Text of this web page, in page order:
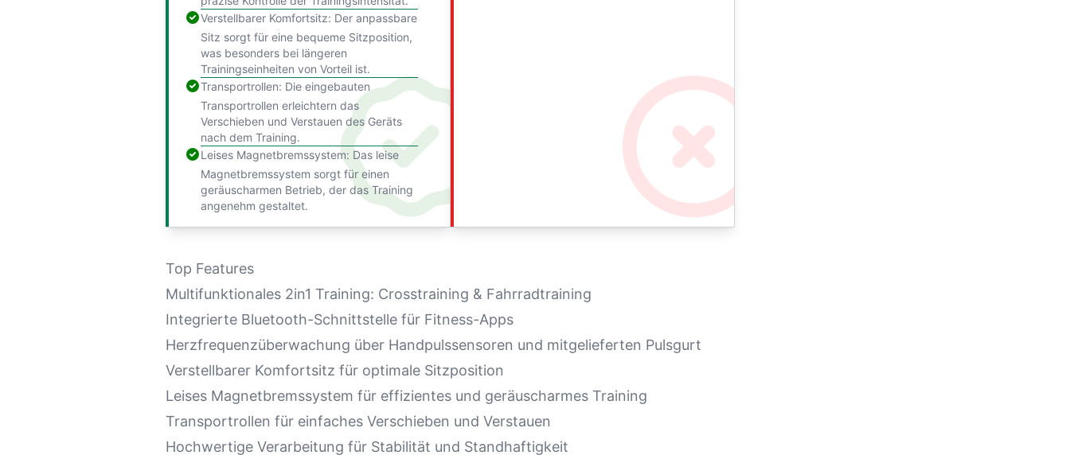
Verstellbarer Komfortsitz: Der anpassbare
Sitz sorgt für eine bequeme Sitzposition,
was besonders bei längeren
Trainingseinheiten von Vorteil ist.
Transportrollen: Die eingebauten
Transportrollen erleichtern das
Verschieben und Verstauen des Geräts
nach dem Training.
Leises Magnetbremssystem: Das leise
Magnetbremssystem sorgt für einen
geräuscharmen Betrieb, der das Training
angenehm gestaltet.
Top Features
Multifunktionales 2in1 Training: Crosstraining & Fahrradtraining
Integrierte Bluetooth-Schnittstelle für Fitness-Apps
Herzfrequenzüberwachung über Handpulssensoren und mitgelieferten Pulsgurt
Verstellbarer Komfortsitz für optimale Sitzposition
Leises Magnetbremssystem für effizientes und geräuscharmes Training
Transportrollen für einfaches Verschieben und Verstauen
Hochwertige Verarbeitung für Stabilität und Standhaftigkeit